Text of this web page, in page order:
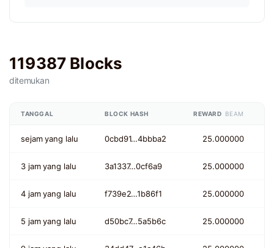
119387 Blocks
ditemukan
TANGGAL BLOCK HASH REWARD BEAM
sejam yang lalu 0cbd91…4bbba2 25.000000
3 jam yang lalu 3a1337…0cf6a9 25.000000
4 jam yang lalu f739e2…1b86f1 25.000000
5 jam yang lalu d50bc7…5a5b6c 25.000000